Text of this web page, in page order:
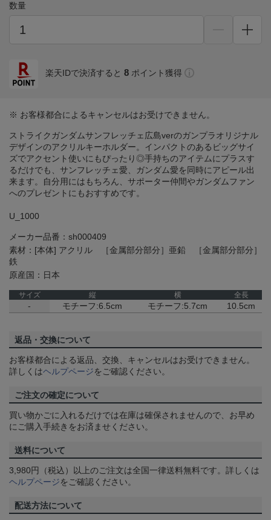
数量
楽天IDで決済すると 8 ポイント獲得
※ お客様都合によるキャンセルはお受けできません。
ストライクガンダムサンフレッチェ広島verのガンプラオリジナル
デザインのアクリルキーホルダー。インパクトのあるビッグサイ
ズでアクセント使いにもぴったり◎手持ちのアイテムにプラスす
るだけでも、サンフレッチェ愛、ガンダム愛を同時にアピール出
来ます。自分用にはもちろん、サポーター仲間やガンダムファン
へのプレゼントにもおすすめです。
U_1000
メーカー品番：sh000409
素材：[本体] アクリル ［金属部分部分］亜鉛 ［金属部分部分］
鉄
原産国：日本
サイズ 縦 横 全長
- モチーフ:6.5cm モチーフ:5.7cm 10.5cm
返品・交換について
お客様都合による返品、交換、キャンセルはお受けできません。
詳しくはヘルプページをご確認ください。
ご注文の確定について
買い物かごに入れるだけでは在庫は確保されませんので、お早め
にご購入手続きをお済ませください。
送料について
3,980円（税込）以上のご注文は全国一律送料無料です。詳しくは
ヘルプページをご確認ください。
配送方法について